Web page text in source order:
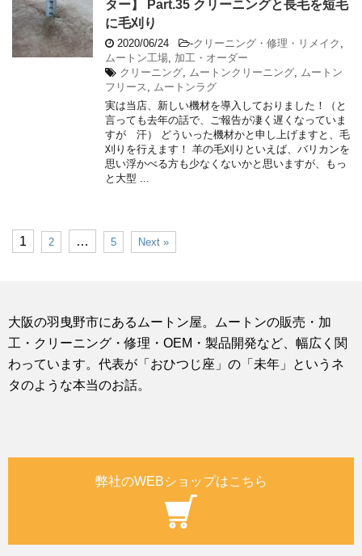
ター】 Part.35 クリーニングと長毛を短毛
に毛刈り
2020/06/24 -クリーニング・修理・リメイク
ムートン工場 加工・オーダー
クリーニング
ムートンクリーニング
ムートン
フリース
ムートンラグ
実は当店、新しい機材を導入しておりました！（と
言っても去年の話で、ご報告が凄く遅くなっていま
すが 汗） どういった機材かと申し上げますと、毛
刈りを行えます！ 羊の毛刈りといえば、バリカンを
思い浮かべる方も少なくないかと思いますが、もっ
と大型 ...
1 2 … 5 Next »
大阪の羽曳野市にあるムートン屋。ムートンの販売・加
工・クリーニング・修理・OEM・製品開発など、幅広く関
わっています。代表が「おひつじ座」の「未年」というネ
タのような本当のお話。
弊社のWEBショップはこちら